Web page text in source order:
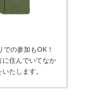
の参加もOK！
に住んでいてなか
たします。